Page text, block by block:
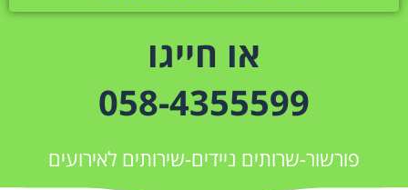
או חייגו
058-4355599
פורשור-שרותים ניידים-שירותים לאירועים